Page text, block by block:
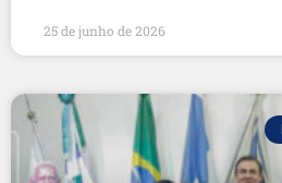
25 de junho de 2026